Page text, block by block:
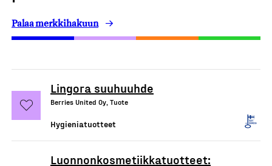
Palaa merkkihakuun
Lingora suuhuuhde
Berries United Oy, Tuote
Hygieniatuotteet
Luonnonkosmetiikkatuotteet: